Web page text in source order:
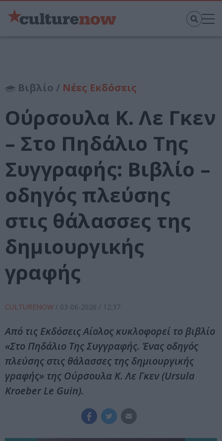
Βιβλίο / Νέες Εκδόσεις
Ούρσουλα Κ. Λε Γκεν
– Στο Πηδάλιο Της
Συγγραφής: Βιβλίο –
οδηγός πλεύσης
στις θάλασσες της
δημιουργικής
γραφής
CULTURENOW / 03-06-2026 / 12:37
Από τις Εκδόσεις Αίολος κυκλοφορεί το βιβλίο
«Στο Πηδάλιο Της Συγγραφής. Ένας οδηγός
πλεύσης στις θάλασσες της δημιουργικής
γραφής» της Ούρσουλα Κ. Λε Γκεν (Ursula
Kroeber Le Guin).